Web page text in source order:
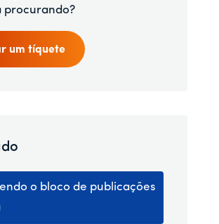
procurando?
um tíquete
o bloco de publicações